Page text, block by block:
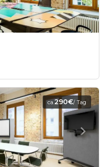
ca.290€/ Tag